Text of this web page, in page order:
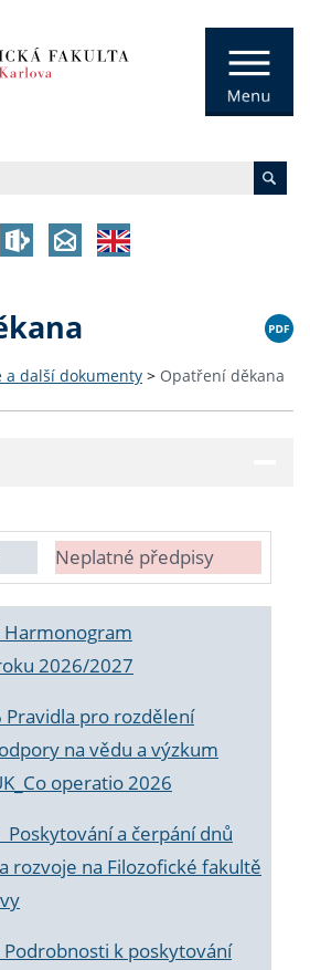
a další dokumenty > Opatření děkana
Neplatné předpisy
Harmonogram
2026/2027
Pravidla pro rozdělení
na vědu a výzkum
operatio 2026
a čerpání dnů
rozvoje na Filozofické fakultě
Podrobnosti k poskytování